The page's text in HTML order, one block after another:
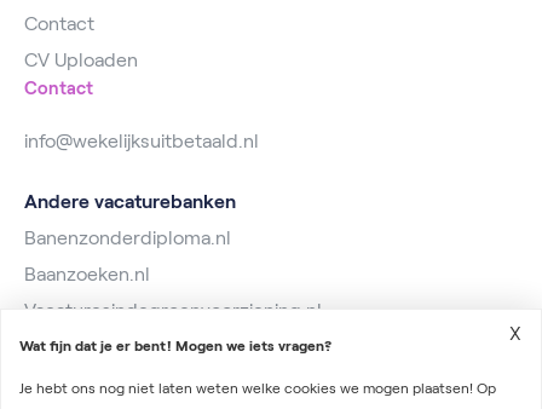
Contact
CV Uploaden
Contact
info@wekelijksuitbetaald.nl
Andere vacaturebanken
Banenzonderdiploma.nl
Baanzoeken.nl
Vacaturesindegroenvoorziening.nl
Wat fijn dat je er bent! Mogen we iets vragen?
Je hebt ons nog niet laten weten welke cookies we mogen plaatsen! Op
X